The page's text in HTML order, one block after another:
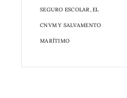
SEGURO ESCOLAR, EL
CNVM Y SALVAMENTO
MARÍTIMO